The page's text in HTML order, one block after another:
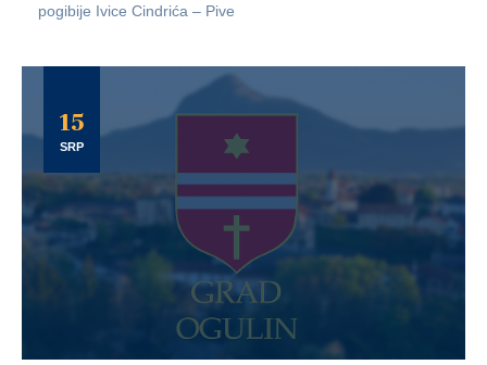
pogibije Ivice Cindrića – Pive
15
SRP